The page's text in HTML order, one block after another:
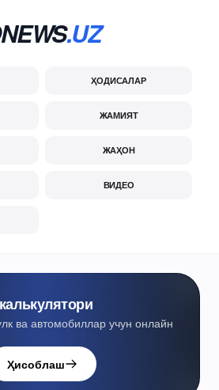
.UZ
ҲОДИСАЛАР
ЖАМИЯТ
ЖАҲОН
ВИДЕО
ва автомобиллар учун онлайн
Ҳисоблаш